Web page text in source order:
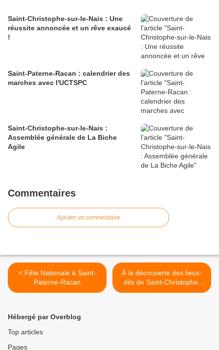
Saint-Christophe-sur-le-Nais : Une
réussite annoncée et un rêve exaucé
!
Saint-Paterne-Racan : calendrier des
marches avec l'UCTSPC
Saint-Christophe-sur-le-Nais :
Assemblée générale de La Biche
Agile
Commentaires
Ajouter un commentaire
< Fête Nationale à Saint-
Paterne-Racan
À la découverte des lieux-
dits de Saint-Christophe-
sur-le-Nais >
Hébergé par Overblog
Top articles
Pages